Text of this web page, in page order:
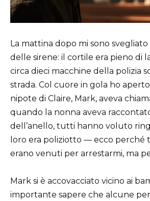
La mattina dopo mi sono
delle sirene: il cortile era pieno di
circa dieci macchine della polizia
strada. Col cuore in gola ho aperto
nipote di Claire, Mark, aveva
quando la nonna aveva
dell’anello, tutti hanno voluto
loro era poliziotto — ecco perché
erano venuti per arrestarmi, ma
Mark si è accovacciato vicino ai
importante sapere che alcune